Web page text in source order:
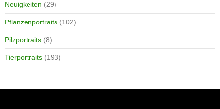
Neuigkeiten (29)
Pflanzenportraits (102)
Pilzportraits (8)
Tierportraits (193)